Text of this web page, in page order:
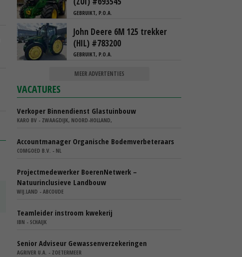
GEBRUIKT, P.O.A.
John Deere 6M 125 trekker
(HIL) #783200
GEBRUIKT, P.O.A.
MEER ADVERTENTIES
VACATURES
Verkoper Binnendienst Glastuinbouw
KARO BV - ZWAAGDIJK, NOORD-HOLLAND,
Accountmanager Organische Bodemverbeteraars
COMGOED B.V. - NL
Projectmedewerker BoerenNetwerk –
Natuurinclusieve Landbouw
WIJ.LAND - ABCOUDE
Teamleider instroom kwekerij
IBN - SCHAIJK
Senior Adviseur Gewassenverzekeringen
AGRIVER U.A. - ZOETERMEER